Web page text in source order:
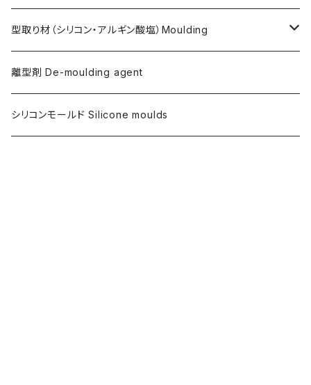
天然繊維 AC100/AC730共用
Flex Metal (AC730ベースの金属粉入り主材)
金属仕上げ副資材
アクリリックシーラーAC100用
AQSコートAC100用
フレキシガードシーラーAC730用
型取り材（シリコン・アルギン酸塩）Moulding
シリコン
アルギン酸塩（アルジネート）
離型剤 De-moulding agent
シリコンモールド Silicone moulds